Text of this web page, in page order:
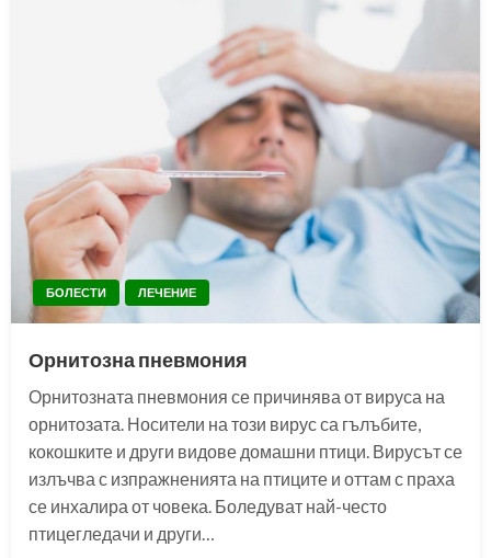
БОЛЕСТИ ЛЕЧЕНИЕ
Орнитозна пневмония
Орнитозната пневмония се причинява от вируса на
орнитозата. Носители на този вирус са гълъбите,
кокошките и други видове домашни птици. Вирусът се
излъчва с изпражненията на птиците и оттам с праха
се инхалира от човека. Боледуват най-често
птицегледачи и други…